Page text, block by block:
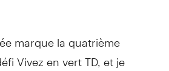
marque la quatrième
Vivez en vert TD, et je